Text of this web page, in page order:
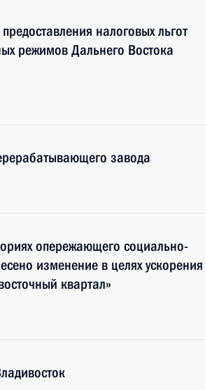
налоговых льгот
режимов Дальнего Востока
завода
опережающего социально-
изменение в целях ускорения
квартал»